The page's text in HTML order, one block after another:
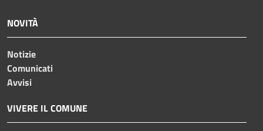
NOVITÀ
Notizie
Comunicati
Avvisi
VIVERE IL COMUNE